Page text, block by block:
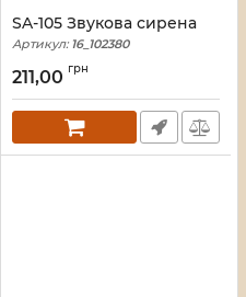
SA-105 Звукова сирена
Артикул: 16_102380
211,00 грн